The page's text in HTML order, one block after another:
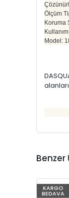
Ölçüm
Koruma
Model:
Benzer
KARGO
BEDAVA